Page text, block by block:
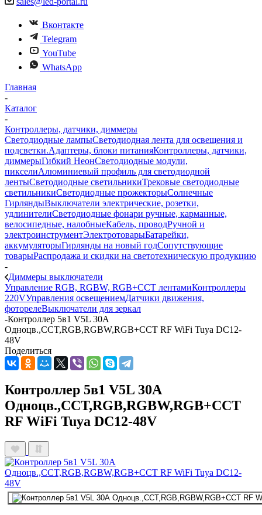
Вконтакте
Telegram
YouTube
WhatsApp
Главная
-
Каталог
-
Контроллеры, датчики, диммеры
Светодиодные лампыСветодиодная лента для освещения и
подсветки.Адаптеры, блоки питанияКонтроллеры, датчики,
диммерыГибкий НеонСветодиодные модули,
пикселиАлюминиевый профиль для светодиодной
лентыСветодиодные светильникиТрековые светодиодные
светильникиСветодиодные прожекторыСолнечные
ГирляндыВыключатели электрические, розетки,
удлинителиСветодиодные фонари ручные, карманные,
велосипедные, налобныеКабель, проводРучной и
электроинструментЭлектротоварыБатарейки,
аккумуляторыГирлянды на новый годСопутствующие
товарыРаспродажа и скидки на светотехническую продукцию
-
Диммеры выключатели
Управление RGB, RGBW, RGB+CCT лентамиКонтроллеры
220VУправления освещениемДатчики движения,
фоторелеВыключатели для зеркал
-Контроллер 5в1 V5L 30A
Одноцв.,CCT,RGB,RGBW,RGB+CCT RF WiFi Tuya DC12-
48V
Поделиться
Контроллер 5в1 V5L 30A
Одноцв.,CCT,RGB,RGBW,RGB+CCT
RF WiFi Tuya DC12-48V